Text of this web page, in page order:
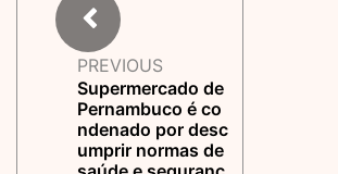
PREVIOUS
Supermercado de
Pernambuco é co
ndenado por desc
umprir normas de